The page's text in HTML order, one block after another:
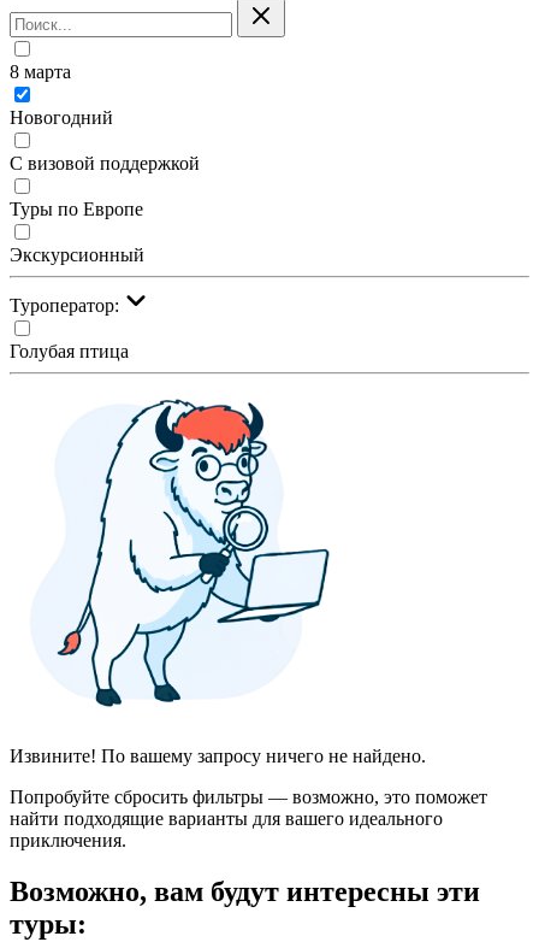
8 марта
Новогодний
С визовой поддержкой
Туры по Европе
Экскурсионный
Туроператор:
Голубая птица
Извините! По вашему запросу ничего не найдено.
Попробуйте сбросить фильтры — возможно, это поможет
найти подходящие варианты для вашего идеального
приключения.
Возможно, вам будут интересны эти
туры: